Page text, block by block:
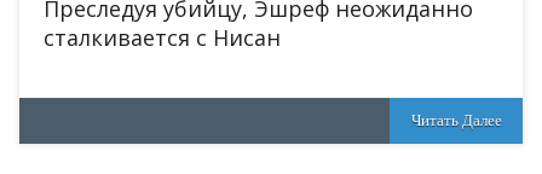
Преследуя убийцу, Эшреф неожиданно
сталкивается с Нисан
Читать Далее